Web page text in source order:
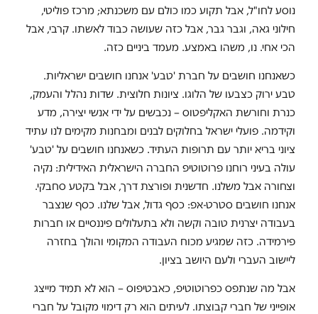
נוסע לחו"ל, אבל תקוע כמו כולם עם משכנתא; מרכז פוליטי,
חילוני גאה, וגבר גבר, אבל כזה שעושה כבוד לאשתו. קרבי, אבל
הכי אחי. נו, משהו באמצע. מעמד ביניים כזה.
כשאנחנו חושבים על חברת 'טבע' אנחנו חושבים ישראליות.
טבע ירוק כצבעו של הלוגו. ציונות חלוצית. שדות נהלל והעמק,
כנרת וחורשת האקליפטוס – נכבשים על ידי אנשי יצירה, מדע
וקידמה. פועלי ישראל בחלוקים לבנים ומבחנות מקימים לנו עתיד
ציוני בריא יותר עם תרופות העתיד. כשאנחנו חושבים על 'טבע'
עולה בעיני רוחנו פרוטוטיפ החברה הישראלית האידילית: נקיה
וצחורה אבל משלנו. חדשנית ופורצת דרך, אבל בקטע סחבקי.
אנחנו חושבים סטרט-אפ: כסף גדול, אבל שלנו. כסף שנצבר
בעבודה יצרנית טובה וקשה ולא בתעלולים פיננסיים או חברות
פירמידה. כזה שמגיע מכוח העבודה המקומי והולך בחזרה
ליישוב העברי ולעם היושב בציון.
אבל מה שנתפס כפרוטוטיפ, כאבטיפוס – הוא לא תמיד מייצג
אופייני של חברי קבוצתו. לעיתים הוא רק דימוי מקובל על חברי